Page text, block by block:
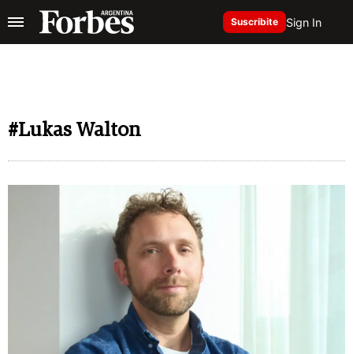
Suscribite Sign In
#Lukas Walton